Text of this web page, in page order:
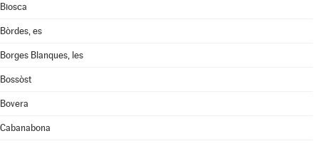
Biosca
Bòrdes, es
Borges Blanques, les
Bossòst
Bovera
Cabanabona